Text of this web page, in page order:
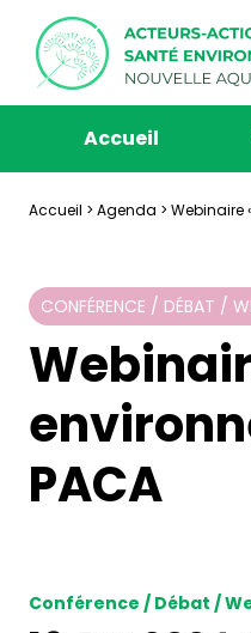
Accueil
Accueil > Agenda > Webinaire
CONFÉRENCE / DÉBAT /
PACA
Conférence / Débat /